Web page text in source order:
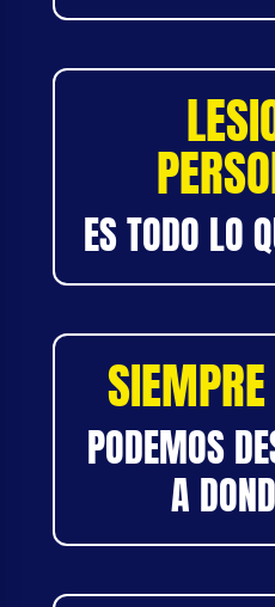
ES TODO LO
PODEMOS
A